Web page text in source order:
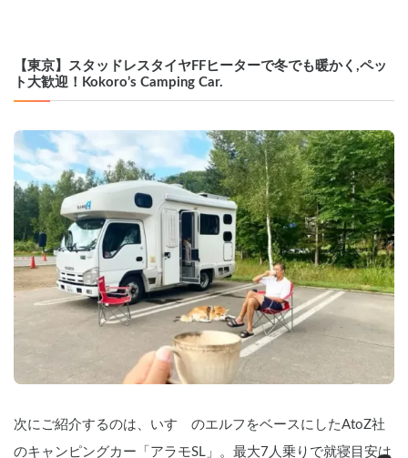
貸ししています。オプションでトイレも
使用可能なので小さお子様連れも安心し
    ▼設備
    家庭用エアコンとＦＦヒーターを備え
ているので、１年を通して快適な車中泊
が可能です。
    電子レンジ、電気ケトル、カセットコ
ンロ、冷蔵庫も備えており、簡単な調理
も行えます。
    走行充電、ソーラーパネル、外部充電
も可能で、電気の心配も軽減されます。
    ※家庭用エアコンを長時間（2～3時間
以上）使用する場合は外部のＡＣ電源
（100Ｖ）に接続して使用してくださ
い。
    無料のキャンプ用品で気軽にアウトド
アも楽しめます。
    トランプやオセロ、コリドールなどの
ゲームもあるので家族や仲間と盛りあが
【東京】スタッドレスタイヤFFヒーターで冬でも暖かく,ペッ
ト大歓迎！Kokoro’s Camping Car.
次にご紹介するのは、いすゞのエルフをベースにしたAtoZ社
のキャンピングカー「アラモSL」。最大7人乗りで就寝目安は